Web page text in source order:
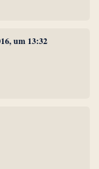
um 13:32